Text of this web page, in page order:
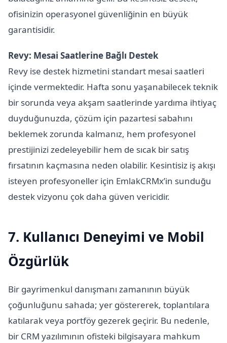
ofisinizin operasyonel güvenliğinin en büyük
garantisidir.
Revy: Mesai Saatlerine Bağlı Destek
Revy ise destek hizmetini standart mesai saatleri
içinde vermektedir. Hafta sonu yaşanabilecek teknik
bir sorunda veya akşam saatlerinde yardıma ihtiyaç
duyduğunuzda, çözüm için pazartesi sabahını
beklemek zorunda kalmanız, hem profesyonel
prestijinizi zedeleyebilir hem de sıcak bir satış
fırsatının kaçmasına neden olabilir. Kesintisiz iş akışı
isteyen profesyoneller için EmlakCRMx’in sunduğu
destek vizyonu çok daha güven vericidir.
7. Kullanıcı Deneyimi ve Mobil
Özgürlük
Bir gayrimenkul danışmanı zamanının büyük
çoğunluğunu sahada; yer göstererek, toplantılara
katılarak veya portföy gezerek geçirir. Bu nedenle,
bir CRM yazılımının ofisteki bilgisayara mahkum